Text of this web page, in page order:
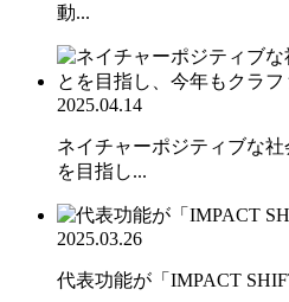
動...
2025.04.14
ネイチャーポジティブな
を目指し...
2025.03.26
代表功能が「IMPACT